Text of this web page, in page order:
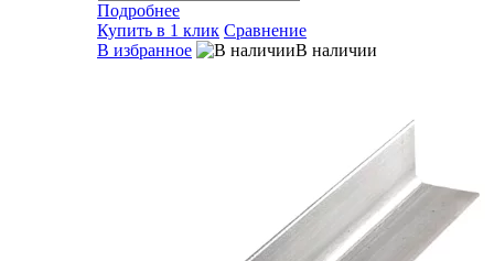
Подробнее
Купить в 1 клик Сравнение
В избранное
В наличии